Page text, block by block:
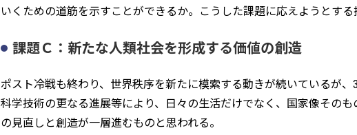
いくための道筋を示すことができるか。こうした課題に応えようとする
課題Ｃ：新たな人類社会を形成する価値の創造
ポスト冷戦も終わり、世界秩序を新たに模索する動きが続いているが
科学技術の更なる進展等により、日々の生活だけでなく、国家像その
の見直しと創造が一層進むものと思われる。